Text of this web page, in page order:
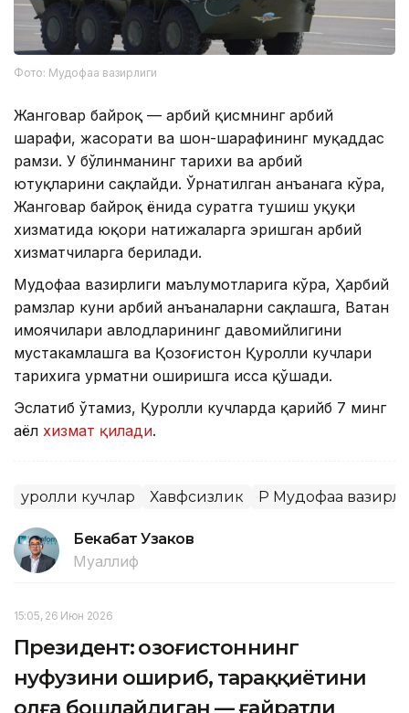
Фото: Мудофаа вазирлиги
Жанговар байроқ — ҳарбий қисмнинг ҳарбий
шарафи, жасорати ва шон-шарафининг муқаддас
рамзи. У бўлинманинг тарихи ва ҳарбий
ютуқларини сақлайди. Ўрнатилган анъанага кўра,
Жанговар байроқ ёнида суратга тушиш ҳуқуқи
хизматида юқори натижаларга эришган ҳарбий
хизматчиларга берилади.
Мудофаа вазирлиги маълумотларига кўра, Ҳарбий
рамзлар куни ҳарбий анъаналарни сақлашга, Ватан
ҳимоячилари авлодларининг давомийлигини
мустаҳкамлашга ва Қозоғистон Қуролли кучлари
тарихига ҳурматни оширишга ҳисса қўшади.
Эслатиб ўтамиз, Қуролли кучларда қарийб 7 минг
аёл хизмат қилади.
Қуролли кучлар Хавфсизлик ҚР Мудофаа
Бекабат Узаков
Муаллиф
15:05, 26 Июн 2026
Президент: Қозоғистоннинг
нуфузини ошириб, тараққиётини